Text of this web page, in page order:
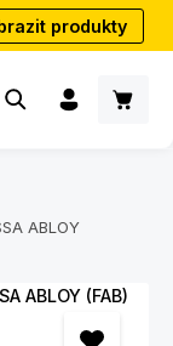
produkty
ABLOY